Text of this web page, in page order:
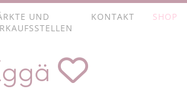
UND
KONTAKT
SHOP
